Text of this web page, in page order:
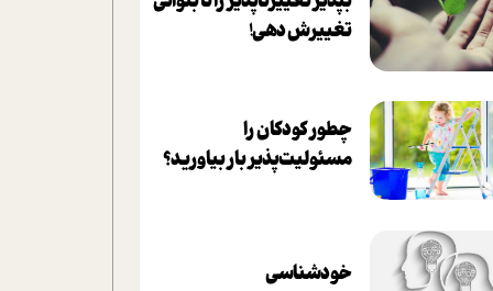
تغييرش دهي!‏
چطور کودکان را
مسئولیت‌پذیر بار بیاورید؟
خودشناسی